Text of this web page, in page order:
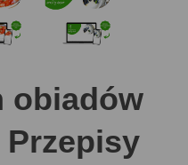
obiadów